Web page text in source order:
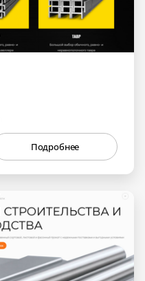
Подробнее